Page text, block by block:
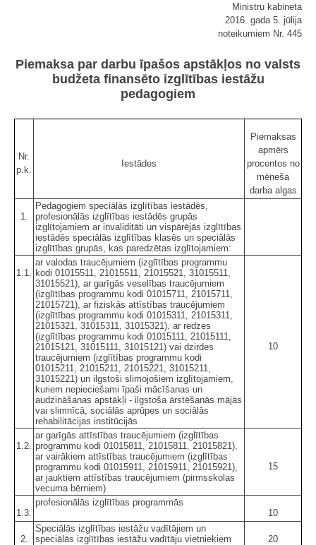
Ministru kabineta
2016. gada 5. jūlija
noteikumiem Nr. 445
Piemaksa par darbu īpašos apstākļos no valsts
budžeta finansēto izglītības iestāžu
pedagogiem
Nr.
p.k.
Iestādes
Piemaksas
apmērs
procentos no
mēneša
darba algas
1.
Pedagogiem speciālās izglītības iestādēs,
profesionālās izglītības iestādēs grupās
izglītojamiem ar invaliditāti un vispārējās izglītības
iestādēs speciālās izglītības klasēs un speciālās
izglītības grupās, kas paredzētas izglītojamiem:
1.1.
ar valodas traucējumiem (izglītības programmu
kodi 01015511, 21015511, 21015521, 31015511,
31015521), ar garīgās veselības traucējumiem
(izglītības programmu kodi 01015711, 21015711,
21015721), ar fiziskās attīstības traucējumiem
(izglītības programmu kodi 01015311, 21015311,
21015321, 31015311, 31015321), ar redzes
(izglītības programmu kodi 01015111, 21015111,
21015121, 31015111, 31015121) vai dzirdes
traucējumiem (izglītības programmu kodi
01015211, 21015211, 21015221, 31015211,
31015221) un ilgstoši slimojošiem izglītojamiem,
kuriem nepieciešami īpaši mācīšanas un
audzināšanas apstākļi - ilgstoša ārstēšanās mājās
vai slimnīcā, sociālās aprūpes un sociālās
rehabilitācijas institūcijās
10
1.2.
ar garīgās attīstības traucējumiem (izglītības
programmu kodi 01015811, 21015811, 21015821),
ar vairākiem attīstības traucējumiem (izglītības
programmu kodi 01015911, 21015911, 21015921),
ar jauktiem attīstības traucējumiem (pirmsskolas
vecuma bērniem)
15
1.3.
profesionālās izglītības programmās
10
2.
Speciālās izglītības iestāžu vadītājiem un
speciālās izglītības iestāžu vadītāju vietniekiem
20